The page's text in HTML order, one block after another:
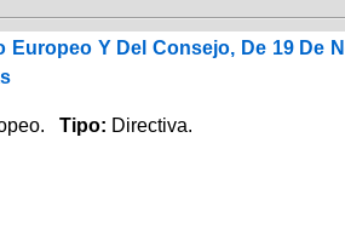
Europeo Y Del Consejo, De 19
Tipo: Directiva.